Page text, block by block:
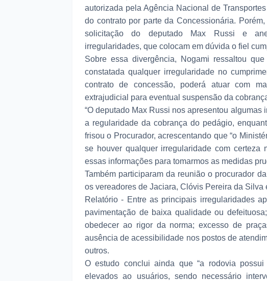
autorizada pela Agência Nacional de
do contrato por parte da Concessionária.
solicitação do deputado Max Russi e
irregularidades, que colocam em dúvida o fiel
Sobre essa divergência, Nogami ressaltou
constatada qualquer irregularidade no
contrato de concessão, poderá atuar com
extrajudicial para eventual suspensão da
“O deputado Max Russi nos apresentou
a regularidade da cobrança do pedágio,
frisou o Procurador, acrescentando que “o
se houver qualquer irregularidade com certeza
essas informações para tomarmos as medidas
Também participaram da reunião o procurador
os vereadores de Jaciara, Clóvis Pereira da Silva
Relatório - Entre as principais irregularidades
pavimentação de baixa qualidade ou
obedecer ao rigor da norma; excesso de
ausência de acessibilidade nos postos de
outros.
O estudo conclui ainda que “a rodovia
elevados ao usuários, sendo necessário